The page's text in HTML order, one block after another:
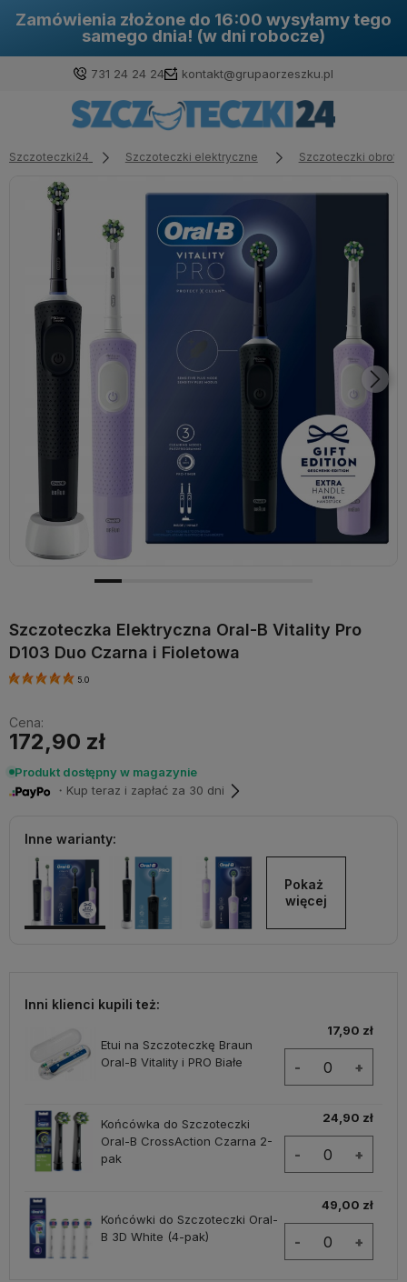
Dokonując zakupu na naszej stronie
otrzymujesz aż 30 dni na zwrot!
731 24 24 24 kontakt@grupaorzeszku.pl
Szczoteczki24 Szczoteczki elektryczne Szczoteczki
Szczoteczka Elektryczna Oral-B Vitality Pro
D103 Duo Czarna i Fioletowa
5.0
Cena:
172,90 zł
Produkt dostępny w magazynie
・Kup teraz i zapłać za 30 dni
Inne warianty:
Pokaż
więcej
Inni klienci kupili też:
Etui na Szczoteczkę Braun
Oral-B Vitality i PRO Białe
17,90 zł
- +
Końcówka do Szczoteczki
Oral-B CrossAction Czarna 2-
pak
24,90 zł
- +
Końcówki do Szczoteczki Oral-
B 3D White (4-pak)
49,00 zł
- +